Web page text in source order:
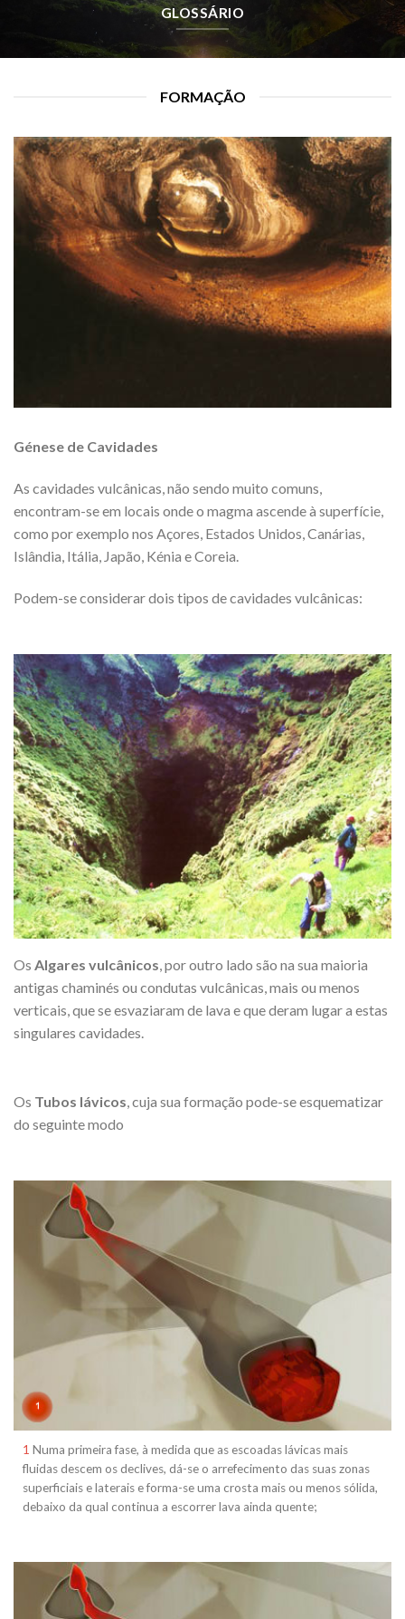
GLOSSÁRIO
FORMAÇÃO
Génese de Cavidades
As cavidades vulcânicas, não sendo muito comuns,
encontram-se em locais onde o magma ascende à superfície,
como por exemplo nos Açores, Estados Unidos, Canárias,
Islândia, Itália, Japão, Kénia e Coreia.
Podem-se considerar dois tipos de cavidades vulcânicas:
Os Algares vulcânicos, por outro lado são na sua maioria
antigas chaminés ou condutas vulcânicas, mais ou menos
verticais, que se esvaziaram de lava e que deram lugar a estas
singulares cavidades.
Os Tubos lávicos , cuja sua formação pode-se esquematizar
do seguinte modo
1 Numa primeira fase, à medida que as escoadas lávicas mais
fluidas descem os declives, dá-se o arrefecimento das suas zonas
superficiais e laterais e forma-se uma crosta mais ou menos sólida,
debaixo da qual continua a escorrer lava ainda quente;